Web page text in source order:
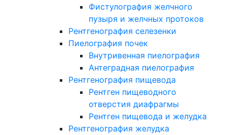
Фистулография желчного
пузыря и желчных протоков
Рентгенография селезенки
Пиелография почек
Внутривенная пиелография
Антеградная пиелография
Рентгенография пищевода
Рентген пищеводного
отверстия диафрагмы
Рентген пищевода и желудка
Рентгенография желудка